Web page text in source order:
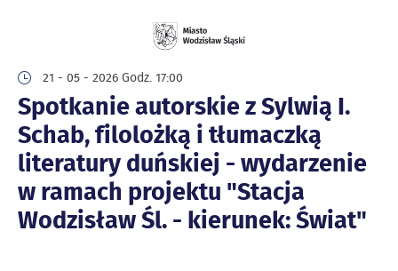
21 - 05 - 2026 Godz. 17:00
Spotkanie autorskie z Sylwią I.
Schab, filolożką i tłumaczką
literatury duńskiej - wydarzenie
w ramach projektu "Stacja
Wodzisław Śl. - kierunek: Świat"